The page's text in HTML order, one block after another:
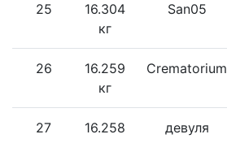
25
16.304
кг
San05
26
16.259
кг
Crematorium
27
16.258
девуля